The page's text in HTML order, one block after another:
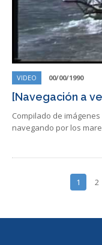
VIDEO 00/00/1990
[Navegación a
Compilado de
navegando por los
1 2